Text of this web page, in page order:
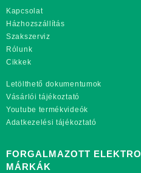
Kapcsolat
Házhozszállítás
Szakszerviz
Rólunk
Cikkek
Letölthető dokumentumok
Vásárlói tájékoztató
Youtube termékvideók
Adatkezelési tájékoztató
FORGALMAZOTT
MÁRKÁK